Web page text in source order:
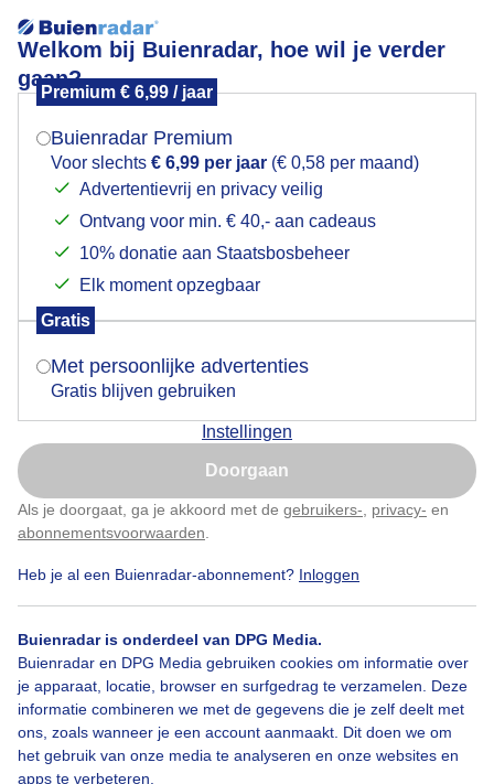
Welkom bij Buienradar, hoe wil je verder
gaan?
Premium € 6,99 / jaar
Buienradar Premium
Voor slechts € 6,99 per jaar (€ 0,58 per maand)
Advertentievrij en privacy veilig
Ontvang voor min. € 40,- aan cadeaus
10% donatie aan Staatsbosbeheer
Elk moment opzegbaar
Gratis
Met persoonlijke advertenties
Gratis blijven gebruiken
Instellingen
Doorgaan
Als je doorgaat, ga je akkoord met de gebruikers- privacy- en
abonnementsvoorwaarden
Heb je al een Buienradar-abonnement? Inloggen
Buienradar is onderdeel van DPG Media.
Buienradar en DPG Media gebruiken cookies om informatie over
je apparaat, locatie, browser en surfgedrag te verzamelen. Deze
informatie combineren we met de gegevens die je zelf deelt met
ons, zoals wanneer je een account aanmaakt. Dit doen we om
het gebruik van onze media te analyseren en onze websites en
apps te verbeteren.
Wolken en blauwe lucht
Wolken Blauwe lucht Natuur
Blauwelucht Wolken
Bekijk slideshow
Mogen we je locatie gebruiken voor het
Indien je hier nog geen akkoord op hebt gegeven,
verschijnt er zo een pop-up uit je browser waarin
Is goed, toon de popup
Nu niet, misschien later
Klik hierom dit aan te passen